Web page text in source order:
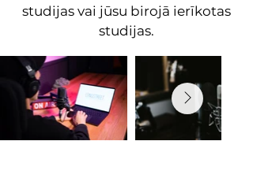
studijas vai jūsu birojā ierīkotas
studijas.